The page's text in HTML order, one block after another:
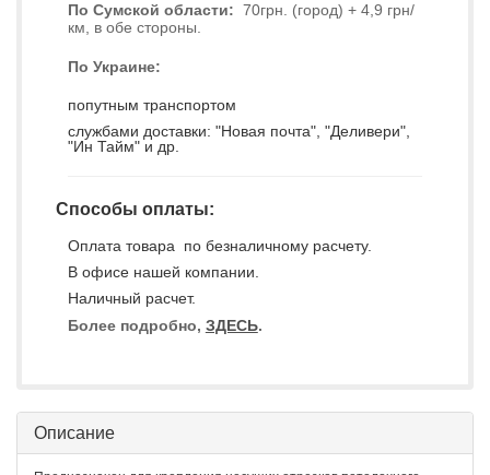
По Сумской области: 70грн. (город) + 4,9 грн/
км, в обе стороны.
По Украине:
попутным транспортом
службами доставки: "Новая почта", "Деливери",
"Ин Тайм" и др.
Способы оплаты:
Оплата товара по безналичному расчету.
В офисе нашей компании.
Наличный расчет.
Более подробно, ЗДЕСЬ.
Описание